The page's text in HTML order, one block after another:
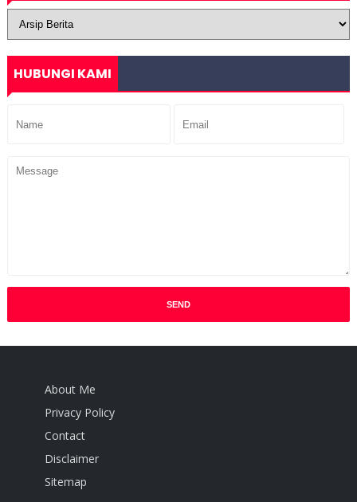
HUBUNGI KAMI
About Me
Privacy Policy
Contact
Disclaimer
Sitemap